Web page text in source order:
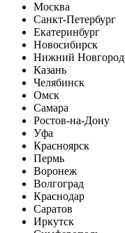
Москва
Санкт-Петербург
Екатеринбург
Новосибирск
Нижний Новгород
Казань
Челябинск
Омск
Самара
Ростов-на-Дону
Уфа
Красноярск
Пермь
Воронеж
Волгоград
Краснодар
Саратов
Иркутск